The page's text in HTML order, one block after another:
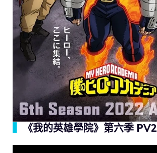
《我的英雄學院》第六季 PV2